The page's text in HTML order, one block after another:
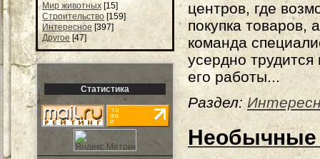
Мир животных [15]
Строительство [159]
Интересное [397]
Другое [47]
Статистика
центров, где
покупка товаров,
команда
усердно
его работы...
Раздел:
Необычные